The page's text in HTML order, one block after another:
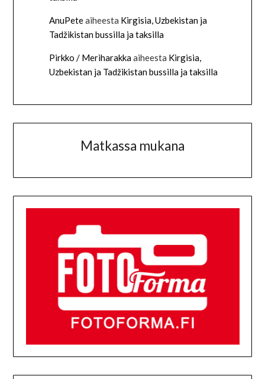
AnuPeteaiheesta Kirgisia, Uzbekistan ja
Tadžikistan bussilla ja taksilla
Pirkko / Meriharakkaaiheesta Kirgisia,
Uzbekistan ja Tadžikistan bussilla ja taksilla
Matkassa mukana